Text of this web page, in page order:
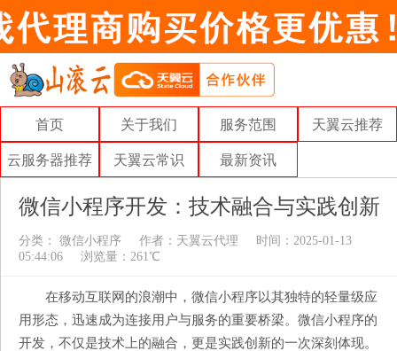
首页 关于我们 服务范围 天翼云推荐
云服务器推荐 天翼云常识 最新资讯
微信小程序开发：技术融合与实践创新
分类： 微信小程序 作者： 天翼云代理
时间：2025-01-13
05:44:06
浏览量：261℃
在移动互联网的浪潮中，微信小程序以其独特的轻量级应
用形态，迅速成为连接用户与服务的重要桥梁。微信小程序的
开发，不仅是技术上的融合，更是实践创新的一次深刻体现。